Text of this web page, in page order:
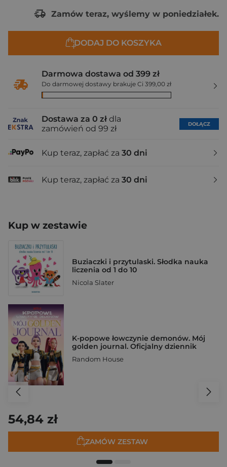
Zamów teraz, wyślemy w poniedziałek.
DODAJ DO KOSZYKA
Darmowa dostawa od 399 zł
Do darmowej dostawy brakuje Ci 399,00 zł
Dostawa za 0 zł dla
zamówień od 99 zł
DOŁĄCZ
Kup teraz, zapłać za 30 dni
Kup teraz, zapłać za 30 dni
Kup w zestawie
Buziaczki i przytulaski. Słodka nauka
liczenia od 1 do 10
Nicola Slater
K-popowe łowczynie demonów. Mój
golden journal. Oficjalny dziennik
Random House
54,84 zł
ZAMÓW ZESTAW